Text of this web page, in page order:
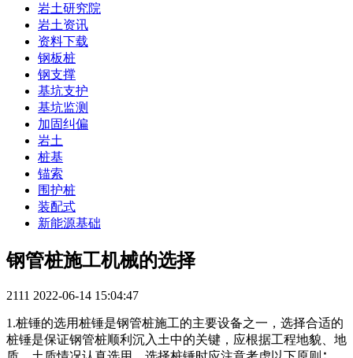
岩土研究院
岩土资讯
资料下载
钢板桩
钢支撑
基坑支护
基坑监测
加固纠偏
岩土
桩基
锚索
围护桩
装配式
新能源基础
钢管桩施工机械的选择
2111 2022-06-14 15:04:47
1.桩锤的选用桩锤是钢管桩施工的主要设备之一，选择合适的
桩锤是保证钢管桩顺利沉入土中的关键，应根据工程地貌、地